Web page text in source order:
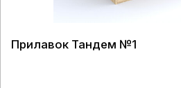
Прилавок Тандем №1